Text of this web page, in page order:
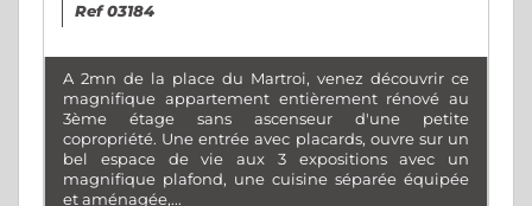
Ref 03184
A 2mn de la place du Martroi, venez découvrir ce
magnifique appartement entièrement rénové au
3ème étage sans ascenseur d'une petite
copropriété. Une entrée avec placards, ouvre sur un
bel espace de vie aux 3 expositions avec un
magnifique plafond, une cuisine séparée équipée
et aménagée,...